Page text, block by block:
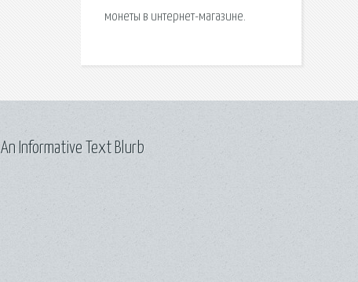
монеты в интернет-магазине.
An Informative Text Blurb